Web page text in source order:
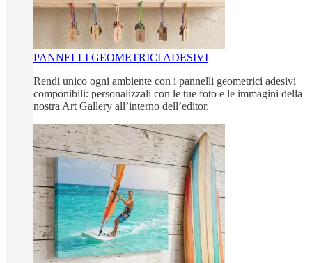
PANNELLI GEOMETRICI ADESIVI
Rendi unico ogni ambiente con i pannelli geometrici adesivi
componibili: personalizzali con le tue foto e le immagini della
nostra Art Gallery all’interno dell’editor.